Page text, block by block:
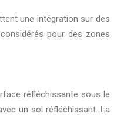
une intégration sur des
pour des zones
réfléchissante sous le
un sol réfléchissant. La